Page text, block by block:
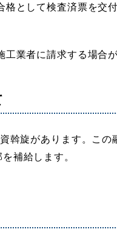
として検査済票を交
業者に請求する場合
斡旋があります。この
補給します。